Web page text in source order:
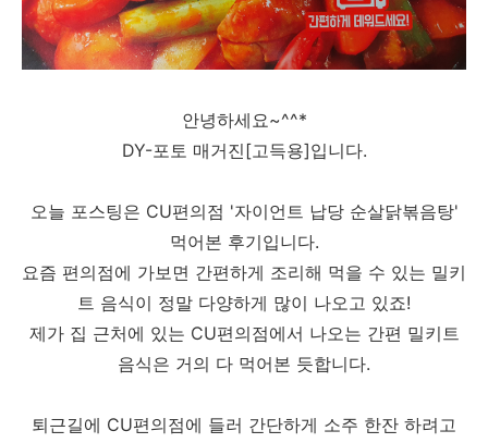
안녕하세요~^^*
DY-포토 매거진[고득용]입니다.
오늘 포스팅은 CU편의점 '자이언트 납당 순살닭볶음탕'
먹어본 후기입니다.
요즘 편의점에 가보면 간편하게 조리해 먹을 수 있는 밀키
트 음식이 정말 다양하게 많이 나오고 있죠!
제가 집 근처에 있는 CU편의점에서 나오는 간편 밀키트
음식은 거의 다 먹어본 듯합니다.
퇴근길에 CU편의점에 들러 간단하게 소주 한잔 하려고